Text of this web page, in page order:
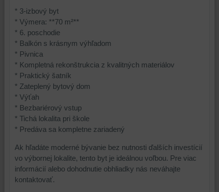
* 3-izbový byt
* Výmera: **70 m²**
* 6. poschodie
* Balkón s krásnym výhľadom
* Pivnica
* Kompletná rekonštrukcia z kvalitných materiálov
* Praktický šatník
* Zateplený bytový dom
* Výťah
* Bezbariérový vstup
* Tichá lokalita pri škole
* Predáva sa kompletne zariadený
Ak hľadáte moderné bývanie bez nutnosti ďalších investícií
vo výbornej lokalite, tento byt je ideálnou voľbou. Pre viac
informácií alebo dohodnutie obhliadky nás neváhajte
kontaktovať.